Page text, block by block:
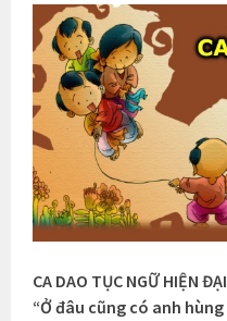
CA DAO TỤC NGỮ HIỆN ĐẠI
“Ở đâu cũng có anh hùng